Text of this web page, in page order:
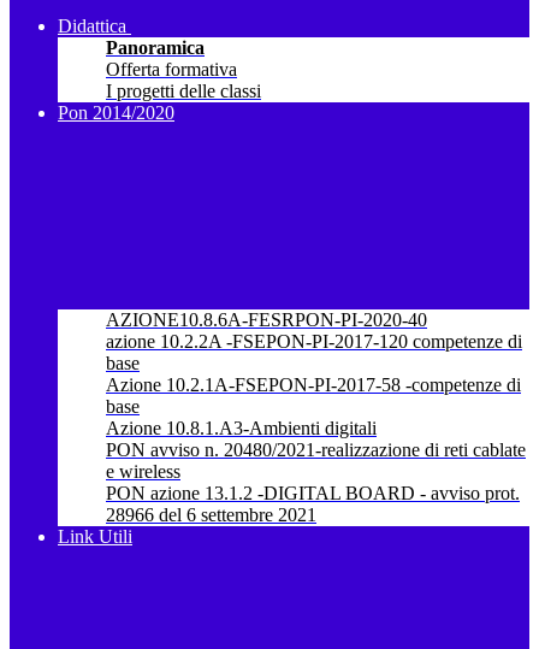
Didattica
Panoramica
Offerta formativa
I progetti delle classi
Pon 2014/2020
AZIONE10.8.6A-FESRPON-PI-2020-40
azione 10.2.2A -FSEPON-PI-2017-120 competenze di
base
Azione 10.2.1A-FSEPON-PI-2017-58 -competenze di
base
Azione 10.8.1.A3-Ambienti digitali
PON avviso n. 20480/2021-realizzazione di reti cablate
e wireless
PON azione 13.1.2 -DIGITAL BOARD - avviso prot.
28966 del 6 settembre 2021
Link Utili